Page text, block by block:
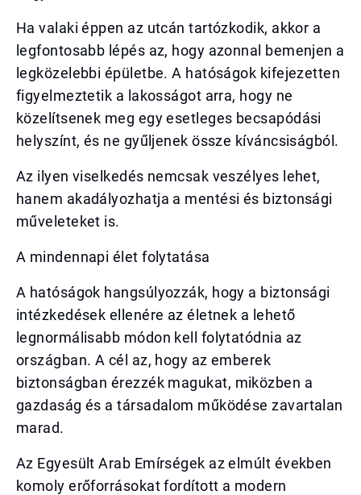
Ha valaki éppen az utcán tartózkodik, akkor a
legfontosabb lépés az, hogy azonnal bemenjen a
legközelebbi épületbe. A hatóságok kifejezetten
figyelmeztetik a lakosságot arra, hogy ne
közelítsenek meg egy esetleges becsapódási
helyszínt, és ne gyűljenek össze kíváncsiságból.
Az ilyen viselkedés nemcsak veszélyes lehet,
hanem akadályozhatja a mentési és biztonsági
műveleteket is.
A mindennapi élet folytatása
A hatóságok hangsúlyozzák, hogy a biztonsági
intézkedések ellenére az életnek a lehető
legnormálisabb módon kell folytatódnia az
országban. A cél az, hogy az emberek
biztonságban érezzék magukat, miközben a
gazdaság és a társadalom működése zavartalan
marad.
Az Egyesült Arab Emírségek az elmúlt években
komoly erőforrásokat fordított a modern